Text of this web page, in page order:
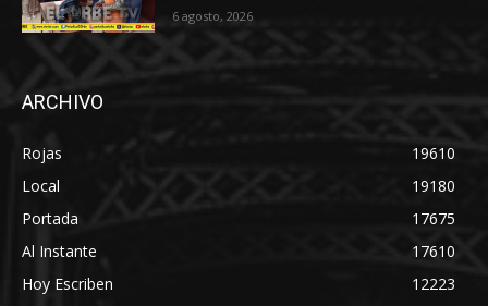
6 agosto, 2026
ARCHIVO
Rojas
19610
Local
19180
Portada
17675
Al Instante
17610
Hoy Escriben
12223